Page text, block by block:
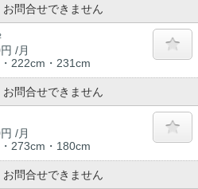
問合せできません
/月
222cm・231cm
問合せできません
/月
273cm・180cm
問合せできません